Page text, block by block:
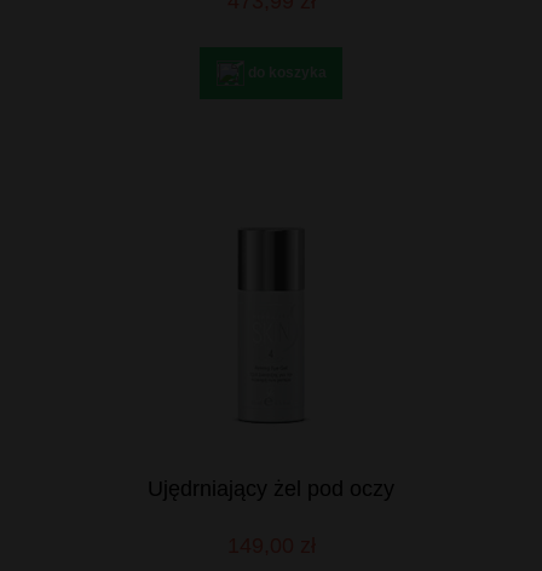
Ujędrniający żel pod oczy